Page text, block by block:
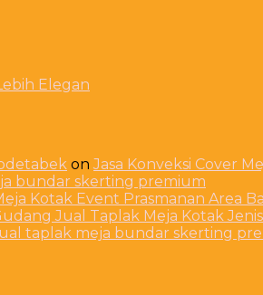
Elegan
onJasa Konveksi Cover
bundar skerting premium
Kotak Event Prasmanan Area
Jual Taplak Meja Kotak
taplak meja bundar skerting